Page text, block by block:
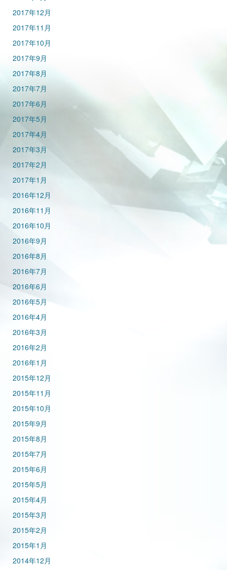
2017年12月
2017年11月
2017年10月
2017年9月
2017年8月
2017年7月
2017年6月
2017年5月
2017年4月
2017年3月
2017年2月
2017年1月
2016年12月
2016年11月
2016年10月
2016年9月
2016年8月
2016年7月
2016年6月
2016年5月
2016年4月
2016年3月
2016年2月
2016年1月
2015年12月
2015年11月
2015年10月
2015年9月
2015年8月
2015年7月
2015年6月
2015年5月
2015年4月
2015年3月
2015年2月
2015年1月
2014年12月